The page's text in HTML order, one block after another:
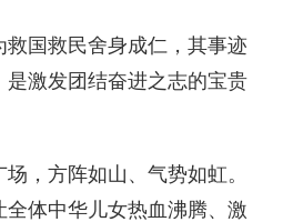
救国救民舍身成仁，其事迹
激发团结奋进之志的宝贵
，方阵如山、气势如虹。
体中华儿女热血沸腾、激